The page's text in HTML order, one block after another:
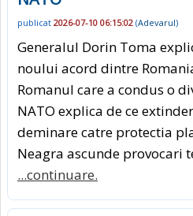
publicat 2026-07-10 06:15:02 (Adevarul)
Generalul Dorin Toma
noului acord dintre
Romanul care a condus o
NATO explica de ce
deminare catre protectia
Neagra ascunde provocari
...continuare.